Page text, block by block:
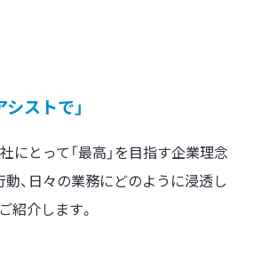
シストで」
にとって「最⾼」を⽬指す企業理念
動、⽇々の業務にどのように浸透し
紹介します。